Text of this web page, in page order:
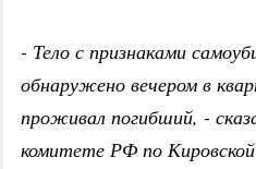
- Тело с признаками
обнаружено вечером в
проживал погибший, -
комитете РФ по